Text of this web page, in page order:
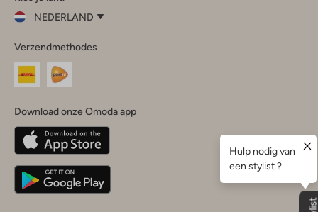
InstagramFacebook
NEDERLAND
je
land
Nederland
Belgique(Français)
Deutschland
Verzendmethodes
Download onze Omoda app